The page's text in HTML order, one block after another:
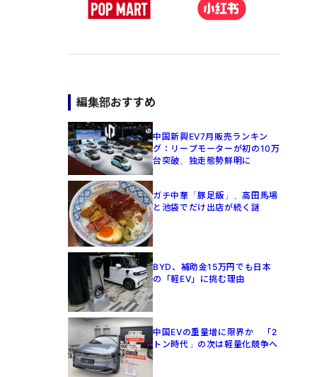
編集部おすすめ
中国新興EV7月販売ランキン
グ：リープモーターが初の10万
台突破、独走態勢鮮明に
ガチ中華「豚足飯」、高田馬場
と池袋でだけ出店が続く謎
BYD、補助金15万円でも日本
の「軽EV」に挑む理由
中国EVの重量増に限界か 「2
トン時代」の次は軽量化競争へ